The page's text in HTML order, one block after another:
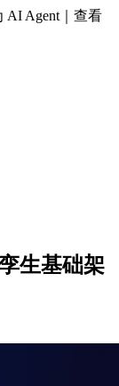
AI Agent｜查看
生基础架